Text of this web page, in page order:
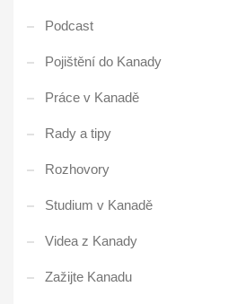
Podcast
Pojištění do Kanady
Práce v Kanadě
Rady a tipy
Rozhovory
Studium v Kanadě
Videa z Kanady
Zažijte Kanadu